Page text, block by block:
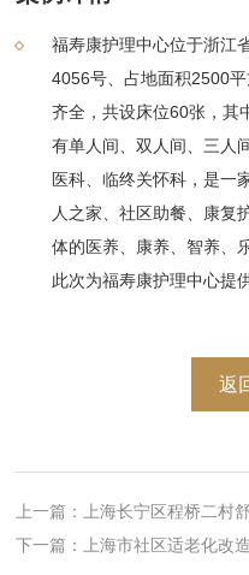
福寿康护理中心位于浙江
4056号、占地面积2500
齐全，共设床位60张，其
有单人间、双人间、三人
医科、临终关怀科，是一
人之家、社区助餐、康复
体的医养、康养、智养、
此次为福寿康护理中心提
返
上一篇：上海长宁区程桥二村
下一篇：上海市社区适老化改